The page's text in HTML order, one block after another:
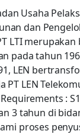
Usaha
dan
LTI merupakan
pada tahun
LEN
PT LEN
:
3 tahun di
proses